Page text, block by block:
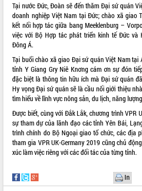
VIDEO
Loading the player...
Khám bệnh, cấp phát thuốc miễn phí
và tặng quà người dân xã Cư Pui
Hội nghị UBND tỉnh Đắk Lắk thường kỳ
tháng 7/2026
Lễ truy tặng danh hiệu “Bà Mẹ Việt
Nam Anh hùng” và trao Huân chương
Lao động
UBND tỉnh Đắk Lắk triển khai nhiệm
vụ 6 tháng cuối năm 2026
Kỳ họp thứ Hai, Hội đồng nhân dân
tỉnh khóa XI quyết nghị nhiều nội dung
quan trọng
Triết thăm, tặng quà người có công với
ALBUM ẢNH
Tại nước Đức, Đoàn sẽ đến thăm Đại sứ quán
doanh nghiệp Việt Nam tại Đức; chào xã giao
kết nối hợp tác giữa bang Meeklenburg –
việc với Bộ Hợp tác phát triển kinh tế Đức và
Đông Á.
Tại buổi chào xã giao Đại sứ quán Việt Nam tại
tỉnh Y Giang Gry Niê Knơng cám ơn sự đón
đặc biệt là thông tin hữu ích mà Đại sứ quán
Hy vọng Đại sứ quán sẽ là cầu nối giới thiệu
tìm hiểu về lĩnh vực nông sản, du lịch, năng
Được biết, cùng với Đắk Lắk, chương trình VPR
sự tham dự của lãnh đạo các tỉnh Yên Bái,
trình chính do Bộ Ngoại giao tổ chức, các địa
tham gia VPR UK-Germany 2019 cũng chủ
xúc làm việc riêng với các đối tác của từng tỉnh.
In